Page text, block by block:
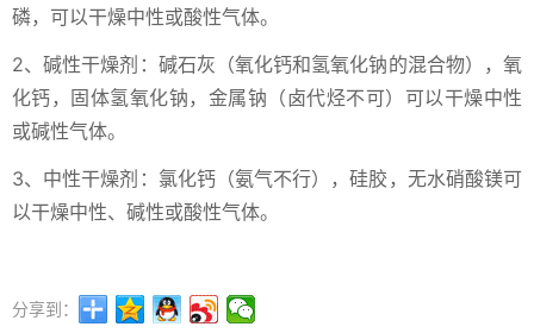
磷，可以干燥中性或酸性气体。
2、碱性干燥剂：碱石灰（氧化钙和氢氧化钠的混合物），氧
化钙，固体氢氧化钠，金属钠（卤代烃不可）可以干燥中性
或碱性气体。
3、中性干燥剂：氯化钙（氨气不行），硅胶，无水硝酸镁可
以干燥中性、碱性或酸性气体。
分享到：